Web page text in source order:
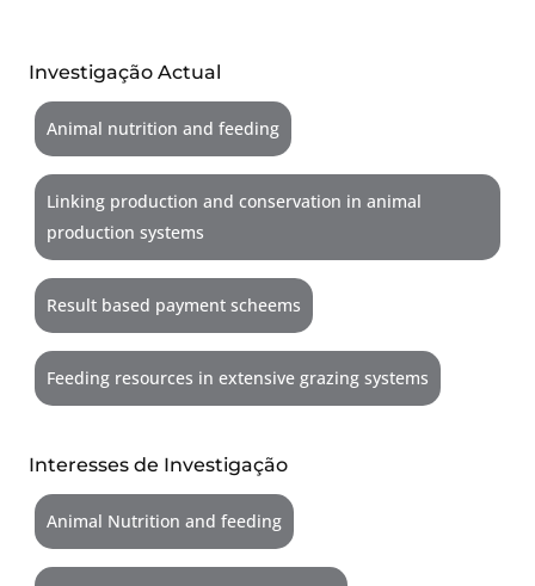
Investigação Actual
Animal nutrition and feeding
Linking production and conservation in animal
production systems
Result based payment scheems
Feeding resources in extensive grazing systems
Interesses de Investigação
Animal Nutrition and feeding